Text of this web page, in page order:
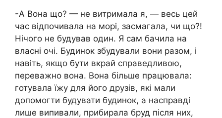
-А Вона що? — не витримала я, — весь цей
час відпочивала на морі, засмагала, чи що?!
Нічого не будував один. Я сам бачила на
власні очі. Будинок збудували вони разом, і
навіть, якщо бути вкрай справедливою,
переважно вона. Вона більше працювала:
готувала їжу для його друзів, які мали
допомогти будувати будинок, а насправді
лише випивали, прибирала бруд після них,